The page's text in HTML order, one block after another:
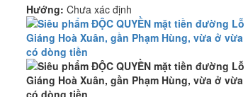
Hướng: Chưa xác định